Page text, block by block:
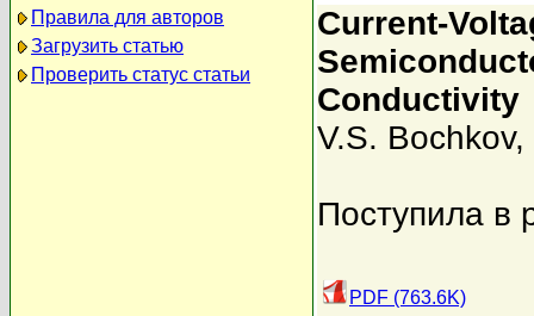
Правила для авторов
Загрузить статью
Проверить статус статьи
Current-
Conductivity
V.S. Bochkov,
Поступила в
PDF (763.6K)